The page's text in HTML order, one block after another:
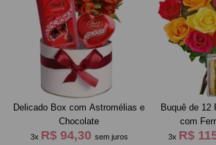
Delicado Box com Astromélias e
Chocolate
3x R$ 94,30 sem juros
Buquê de 12 Rosas Coloridas
com
3x R$